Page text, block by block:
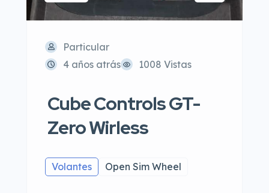
Particular
4 años atrás
1008 Vistas
Cube Controls GT-
Zero Wirless
Volantes Open Sim Wheel